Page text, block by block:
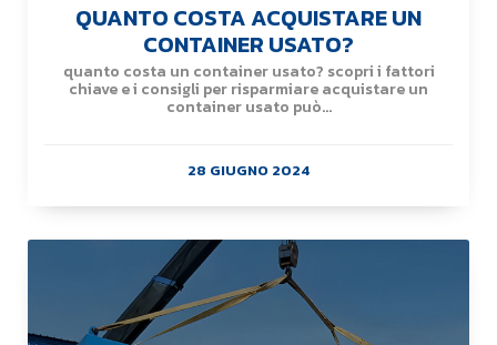
QUANTO COSTA ACQUISTARE UN
CONTAINER USATO?
quanto costa un container usato? scopri i fattori
chiave e i consigli per risparmiare acquistare un
container usato può...
28 GIUGNO 2024